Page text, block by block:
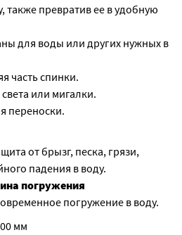
также превратив ее в удобную
для воды или других нужных в
часть спинки.
или мигалки.
переноски.
от брызг, песка, грязи,
падения в воду.
погружения
погружение в воду.
мм